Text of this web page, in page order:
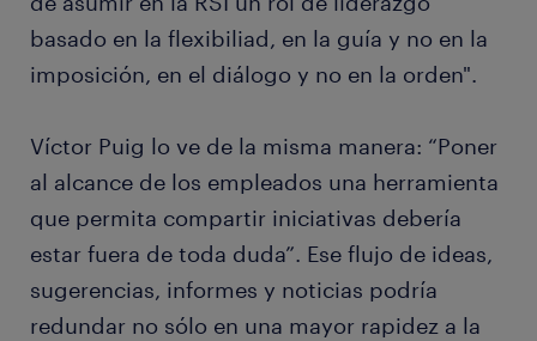
basado en la flexibiliad, en la guía y no en la
imposición, en el diálogo y no en la orden".
Víctor Puig lo ve de la misma manera: “Poner
al alcance de los empleados una herramienta
que permita compartir iniciativas debería
estar fuera de toda duda”. Ese flujo de ideas,
sugerencias, informes y noticias podría
redundar no sólo en una mayor rapidez a la